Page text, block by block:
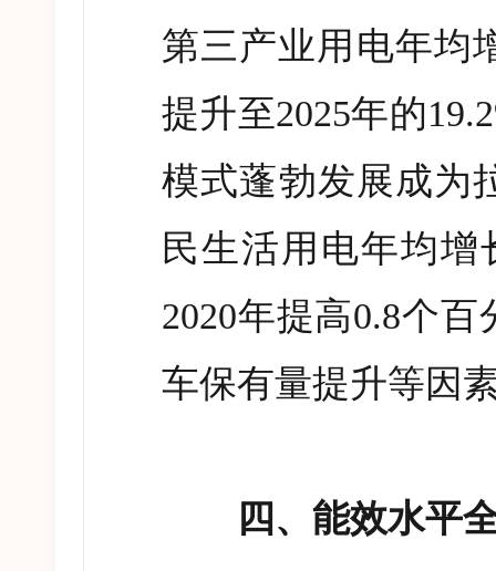
第三产业用电年均
提升至2025年的
模式蓬勃发展成为
民生活用电年均增
2020年提高0.8个百
车保有量提升等因
四、能效水平全